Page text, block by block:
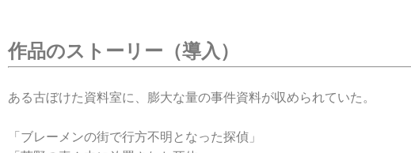
作品のストーリー（導入）
ある古ぼけた資料室に、膨大な量の事件資料が収められていた。
「ブレーメンの街で行方不明となった探偵」